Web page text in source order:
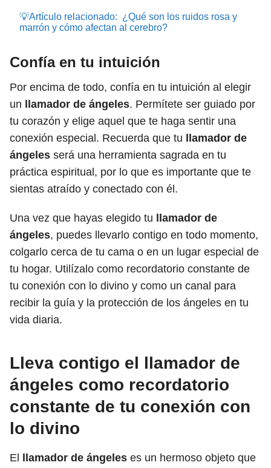
💡Artículo relacionado: ¿Qué son los ruidos rosa y
marrón y cómo afectan al cerebro?
Confía en tu intuición
Por encima de todo, confía en tu intuición al elegir
un
llamador de ángeles. Permítete ser guiado por
tu corazón y elige aquel que te haga sentir una
conexión especial. Recuerda que tu
llamador de
ángeles será una herramienta sagrada en tu
práctica espiritual, por lo que es importante que te
sientas atraído y conectado con él.
Una vez que hayas elegido tu
llamador de
ángeles, puedes llevarlo contigo en todo momento,
colgarlo cerca de tu cama o en un lugar especial de
tu hogar. Utilízalo como recordatorio constante de
tu conexión con lo divino y como un canal para
recibir la guía y la protección de los ángeles en tu
vida diaria.
Lleva contigo el llamador de
ángeles como recordatorio
constante de tu conexión con
lo divino
El llamador de ángeles es un hermoso objeto que